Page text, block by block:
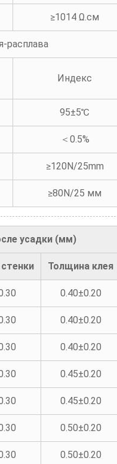
≥1014 Ω.см
расплава
Индекс
95±5℃
＜0.5%
≥120N/25mm
≥80N/25 мм
усадки (мм)
Толщина клея
0.40±0.20
0.40±0.20
0.40±0.20
0.45±0.20
0.45±0.20
0.50±0.20
0.50±0.20